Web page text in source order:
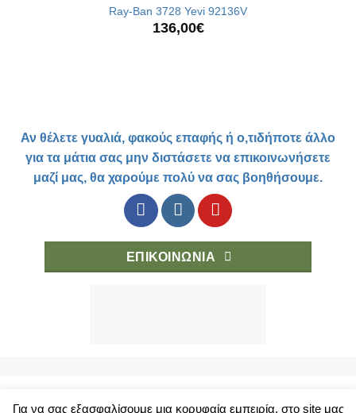
Ray-Ban 3728 Yevi 92136V
136,00€
Αν θέλετε γυαλιά, φακούς επαφής ή ο,τιδήποτε άλλο
για τα μάτια σας μην διστάσετε να επικοινωνήσετε
μαζί μας, θα χαρούμε πολύ να σας βοηθήσουμε.
ΕΠΙΚΟΙΝΩΝΙΑ
Για να σας εξασφαλίσουμε μια κορυφαία εμπειρία, στο site μας